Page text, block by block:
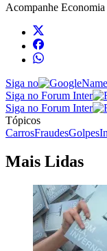
Acompanhe Economia
Siga no
Siga no Forum Inter
Siga no Forum Inter
Tópicos
CarrosFraudesGolpes
Mais Lidas